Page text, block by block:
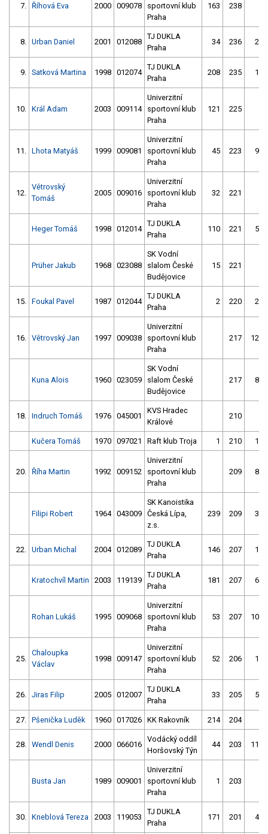
7. Říhová Eva 2000 009078
sportovní klub
Praha
163 238
8. Urban Daniel 2001 012088
TJ DUKLA
Praha
34 236 26
9. Satková Martina 1998 012074
TJ DUKLA
Praha
208 235 11
10. Král Adam 2003 009114
Univerzitní
sportovní klub
Praha
121 225
11. Lhota Matyáš 1999 009081
Univerzitní
sportovní klub
Praha
45 223 92
12.
Větrovský
Tomáš
2005 009016
Univerzitní
sportovní klub
Praha
32 221
Heger Tomáš 1998 012014
TJ DUKLA
Praha
110 221 51
Prüher Jakub 1968 023088
SK Vodní
slalom České
Budějovice
15 221
15. Foukal Pavel 1987 012044
TJ DUKLA
Praha
2 220 25
16. Větrovský Jan 1997 009038
Univerzitní
sportovní klub
Praha
217 122
Kuna Alois 1960 023059
SK Vodní
slalom České
Budějovice
217 86
18. Indruch Tomáš 1976 045001
KVS Hradec
Králové
210
Kučera Tomáš 1970 097021 Raft klub Troja 1 210 14
20. Říha Martin 1992 009152
Univerzitní
sportovní klub
Praha
209 81
Filipi Robert 1964 043009
SK Kanoistika
Česká Lípa,
z.s.
239 209 32
22. Urban Michal 2004 012089
TJ DUKLA
Praha
146 207 19
Kratochvíl Martin 2003 119139
TJ DUKLA
Praha
181 207 66
Rohan Lukáš 1995 009068
Univerzitní
sportovní klub
Praha
53 207 104
25.
Chaloupka
Václav
1998 009147
Univerzitní
sportovní klub
Praha
52 206 14
26. Jiras Filip 2005 012007
TJ DUKLA
Praha
33 205 57
27. Pšenička Luděk 1960 017026 KK Rakovník 214 204
28. Wendl Denis 2000 066016
Vodácký oddíl
Horšovský Týn
44 203 118
Busta Jan 1989 009001
Univerzitní
sportovní klub
Praha
1 203
30. Kneblová Tereza 2003 119053
TJ DUKLA
Praha
171 201 43